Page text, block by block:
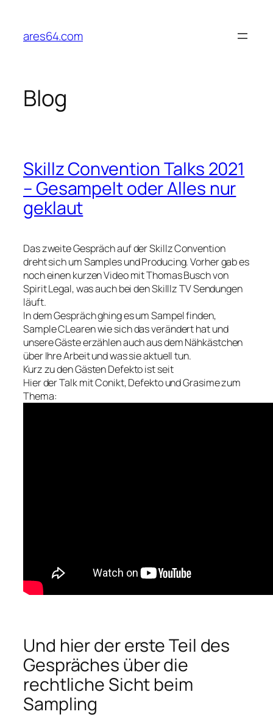
springen
ares64.com
Blog
Skillz Convention Talks 2021
– Gesampelt oder Alles nur
geklaut
Das zweite Gespräch auf der Skillz Convention
dreht sich um Samples und Producing. Vorher gab es
noch einen kurzen Video mit Thomas Busch von
Spirit Legal, was auch bei den Skilllz TV Sendungen
läuft.
In dem Gespräch ghing es um Sampel finden,
Sample CLearen wie sich das verändert hat und
unsere Gäste erzählen auch aus dem Nähkästchen
über Ihre Arbeit und was sie aktuell tun.
Kurz zu den Gästen Defekto ist seit
Hier der Talk mit Conikt, Defekto und Grasime zum
Thema:
Und hier der erste Teil des
Gespräches über die
rechtliche Sicht beim
Sampling